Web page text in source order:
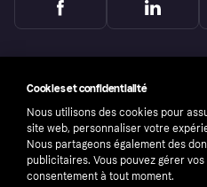
Cookies et confidentialité
Nous utilisons des cookies pour
site web, personnaliser votre
Nous partageons également des
publicitaires. Vous pouvez gérer
consentement à tout moment.